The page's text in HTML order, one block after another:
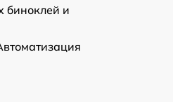
биноклей и